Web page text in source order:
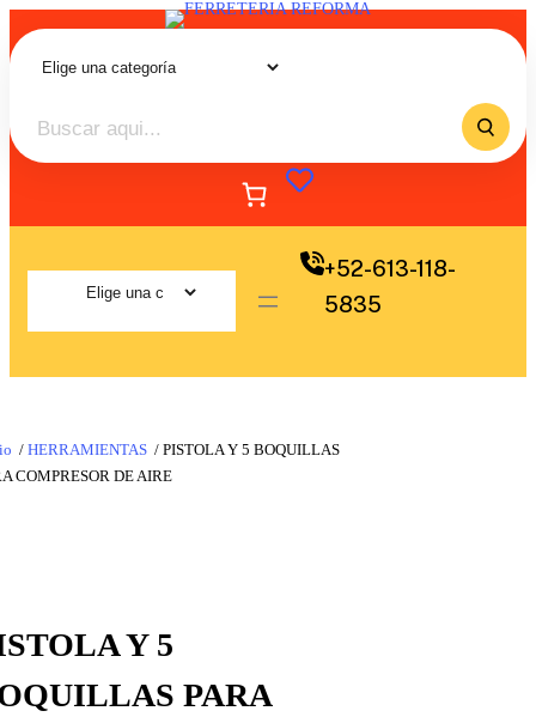
+52-613-118-
5835
/ HERRAMIENTAS / PISTOLA Y 5 BOQUILLAS
COMPRESOR DE AIRE
Y 5
PARA